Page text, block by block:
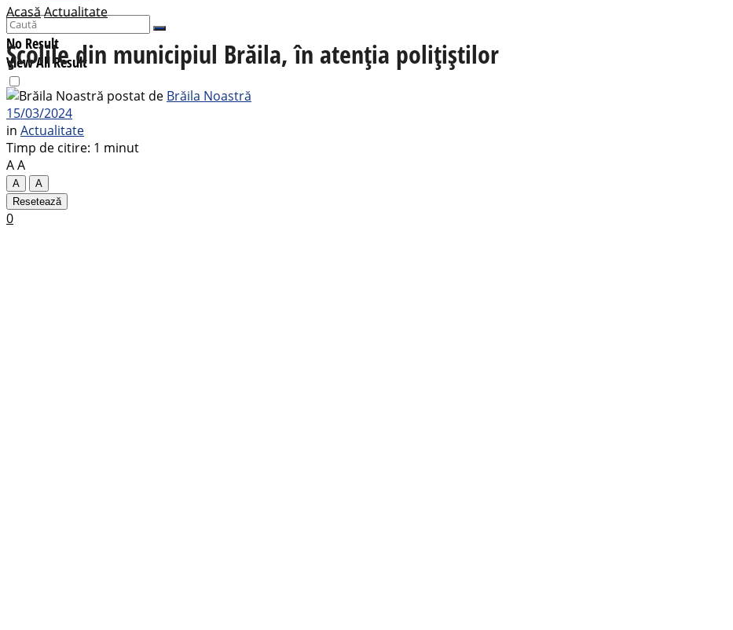
No Result
View All Result
AcasăActualitate
Școlile din municipiul Brăila, în atenția polițiștilor
postat de Brăila Noastră
15/03/2024
in Actualitate
Timp de citire: 1 minut
AA
A
A
Resetează
0